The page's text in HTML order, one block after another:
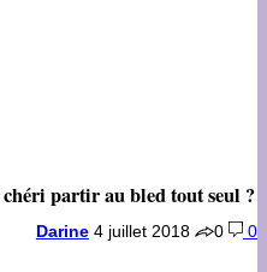
partir au bled tout seul ?
Darine 4 juillet 2018 0 0